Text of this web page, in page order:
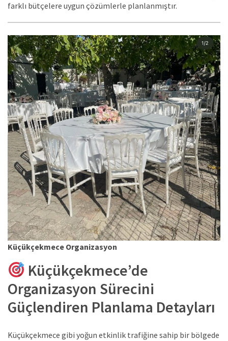
farklı bütçelere uygun çözümlerle planlanmıştır.
Küçükçekmece Organizasyon
Küçükçekmece’de
Organizasyon Sürecini
Güçlendiren Planlama Detayları
Küçükçekmece gibi yoğun etkinlik trafiğine sahip bir bölgede